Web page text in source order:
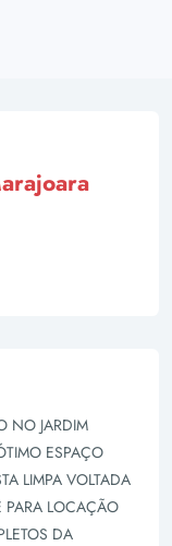
NO JARDIM
ESPAÇO
LIMPA VOLTADA
LOCAÇÃO
DA